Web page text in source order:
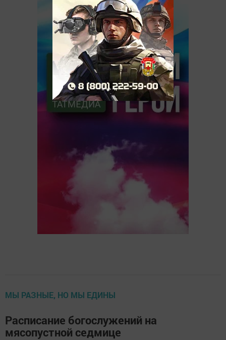
МЫ РАЗНЫЕ, НО МЫ ЕДИНЫ
Расписание богослужений на
мясопустной седмице